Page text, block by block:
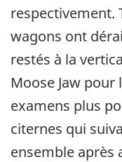
respectivement.
wagons ont
restés à la
Moose Jaw
examens plus
citernes qui
ensemble après